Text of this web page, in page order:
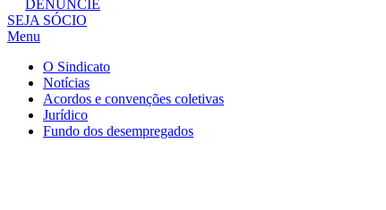
Sindicato
dos
Radialistas
São
Paulo
Sindicato
DENUNCIE
SEJA SÓCIO
Menu
O Sindicato
Notícias
Acordos e convenções coletivas
Jurídico
Fundo dos desempregados